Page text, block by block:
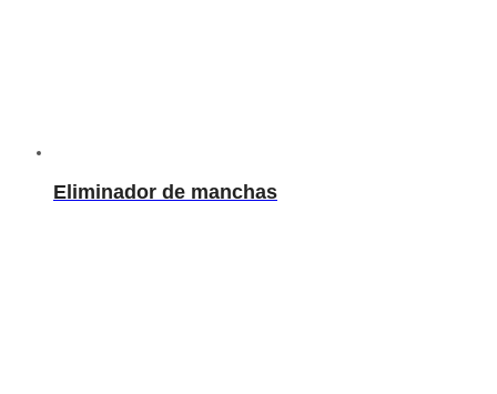
Eliminador de manchas